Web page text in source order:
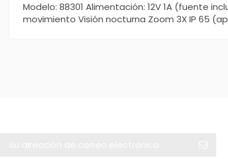
Modelo: 88301 Alimentación: 12V 1A (fuente
movimiento Visión nocturna Zoom 3X IP 65